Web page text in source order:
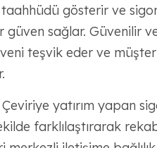
taahhüdü gösterir ve
güven sağlar. Güvenilir
teşvik eder ve
yatırım yapan
farklılaştırarak